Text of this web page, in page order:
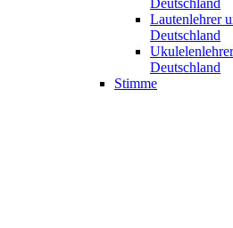
Deutschland
Lautenlehrer
Deutschland
Deutschland
Stimme